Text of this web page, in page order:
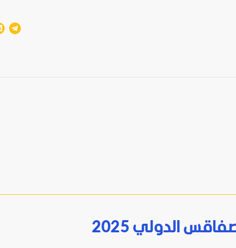
الدولي 2025